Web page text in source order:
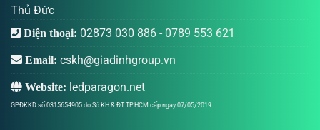
Thủ Đức
Điện thoại: 02873 030 886 - 0789 553 621
Email: cskh@giadinhgroup.vn
Website: ledparagon.net
GPĐKKD số 0315654905 do Sở KH & ĐT TP.HCM cấp ngày 07/05/2019.